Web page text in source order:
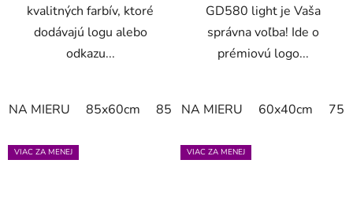
kvalitných farbív, ktoré
dodávajú logu alebo
odkazu...
NA MIERU 85x60cm 85x75cm 150x85cm
GD580 light je Vaša
správna voľba! Ide o
prémiovú logo...
NA MIERU 60x40cm
VIAC ZA MENEJ VIAC ZA MENEJ